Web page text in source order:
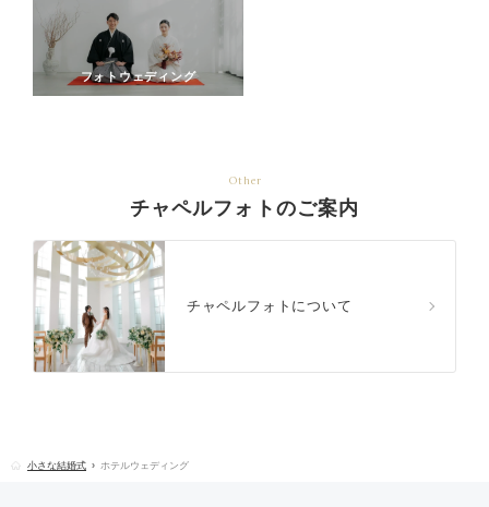
フォトウェディング
Other
チャペルフォトのご案内
チャペルフォトについて
小さな結婚式 ホテルウェディング